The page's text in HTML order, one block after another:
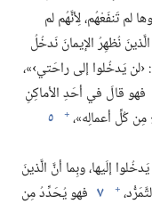
لم تَنفَعْهُم،‏ لِأنَّهُم لم
نُظهِرُ الإيمانَ نَدخُلُ
يَدخُلوا إلى راحَتي›»،‏
فهو قالَ في أحَدِ الأماكِنِ
مِن كُلِّ أعمالِه»،‏ +
٥
إلَيها،‏ وبِما أنَّ الَّذينَ
+ ٧ فهو يُحَدِّدُ مِن